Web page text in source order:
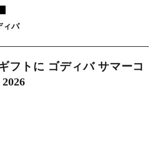
ィバ
フトに ゴディバ サマーコ